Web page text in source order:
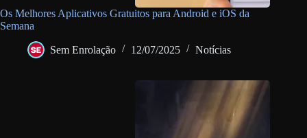
Os Melhores Aplicativos Gratuitos para Android e iOS da
Semana
Sem Enrolação 12/07/2025 Notícias